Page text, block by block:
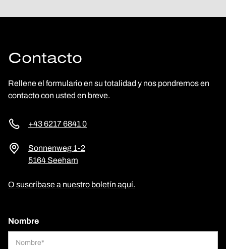
Contacto
Rellene el formulario en su totalidad y nos pondremos en
contacto con usted en breve.
+43 6217 6841 0
Sonnenweg 1-2
5164 Seeham
O suscríbase a nuestro boletín aquí.
Nombre